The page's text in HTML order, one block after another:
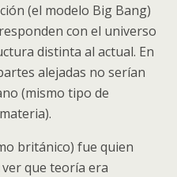
(el modelo Big Bang)
con el universo
distinta al actual. En
alejadas no serían
(mismo tipo de
británico) fue quien
que teoría era